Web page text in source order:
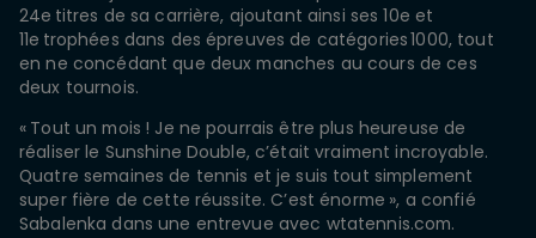
24e titres de sa carrière, ajoutant ainsi ses 10e et
11e trophées dans des épreuves de catégories 1000, tout
en ne concédant que deux manches au cours de ces
deux tournois.
« Tout un mois ! Je ne pourrais être plus heureuse de
réaliser le Sunshine Double, c’était vraiment incroyable.
Quatre semaines de tennis et je suis tout simplement
super fière de cette réussite. C’est énorme », a confié
Sabalenka dans une entrevue avec wtatennis.com.